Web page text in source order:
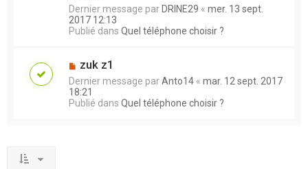
Dernier message parDRINE29 « mer. 13 sept.
2017 12:13
Publié dans Quel téléphone choisir ?
zuk z1
Dernier message parAnto14 « mar. 12 sept. 2017
18:21
Publié dans Quel téléphone choisir ?